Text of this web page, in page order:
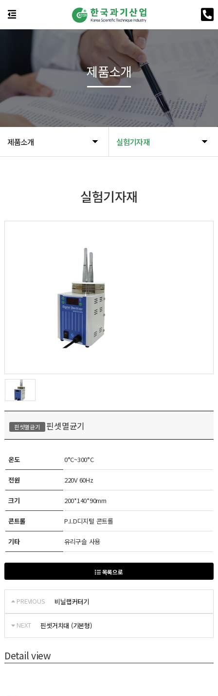
제품소개 실험기자재
제품소개
실험기자재
핀셋멸균기 핀셋멸균기
온도 0°C~300°C
전원 220V 60Hz
크기 200*140*90mm
콘트롤 P.I.D디지털 콘트롤
기타 유리구슬 사용
목록으로
PREVIOUS 비닐랩커터기
NEXT 핀셋거치대 (기본형)
Detail view